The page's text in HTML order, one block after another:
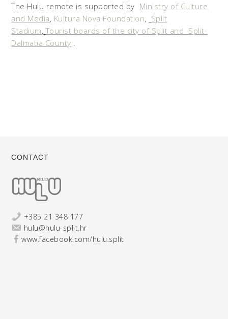
The Hulu remote is supported by Ministry of Culture
and Media, Kultura Nova Foundation, Split
Stadium,Tourist boards of the city of Split and Split-
Dalmatia County
CONTACT
+385 21 348 177
hulu@hulu-split.hr
www.facebook.com/hulu.split